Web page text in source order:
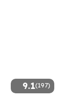
9.1(197)